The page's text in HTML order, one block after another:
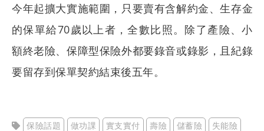
今年起擴大實施範圍，只要賣有含解約金、生存金
的保單給70歲以上者，全數比照。除了產險、小
額終老險、保障型保險外都要錄音或錄影，且紀錄
要留存到保單契約結束後五年。
保險話題 做功課 實支實付 壽險 儲蓄險 失能險